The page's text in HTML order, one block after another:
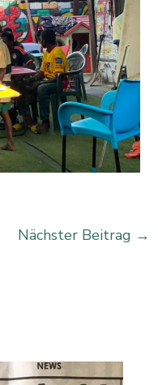
Nächster Beitrag →